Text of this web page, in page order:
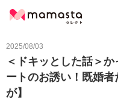
2025/08/03
＜ドキッとした話＞
ートのお誘い！既婚
が】